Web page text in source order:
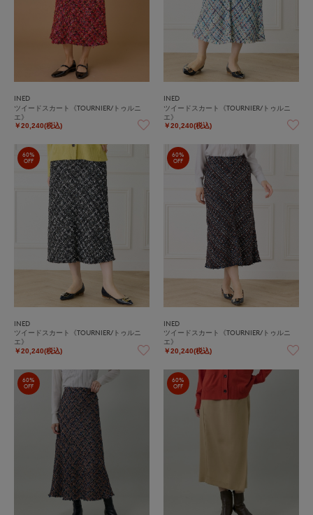
INED
ツイードスカート《TOURNIER/トゥルニ
エ》
￥20,240(税込)
INED
ツイードスカート《TOURNIER/トゥルニ
エ》
￥20,240(税込)
60%
OFF
INED
ツイードスカート《TOURNIER/トゥルニ
エ》
￥20,240(税込)
60%
OFF
INED
ツイードスカート《TOURNIER/トゥルニ
エ》
￥20,240(税込)
60%
OFF
60%
OFF